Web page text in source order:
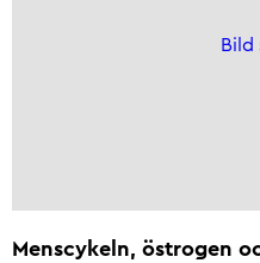
Bild
Menscykeln, östrogen